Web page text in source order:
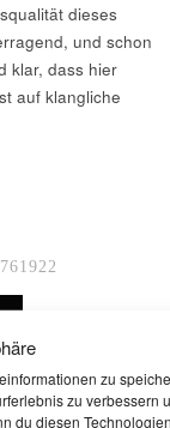
zu
zu verbessern
du diesen
dieses
und schon
klar, dass hier
auf klangliche